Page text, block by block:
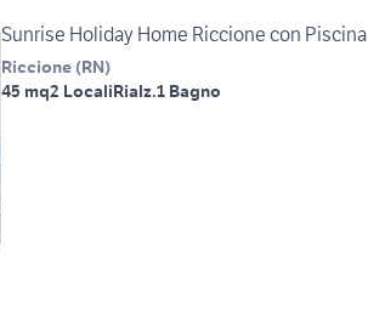
Sunrise Holiday Home Riccione con Piscina
Riccione (RN)
45 mq2 LocaliRialz.1 Bagno